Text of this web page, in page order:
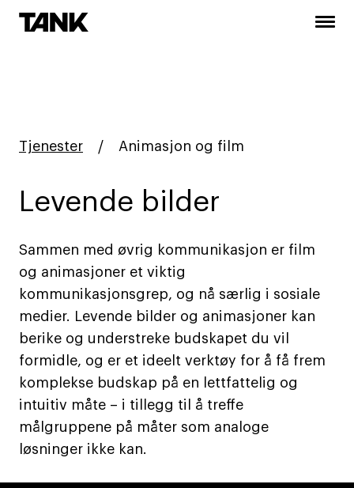
Tjenester / Animasjon og film
Levende bilder
Sammen med øvrig kommunikasjon er film
og animasjoner et viktig
kommunikasjonsgrep, og nå særlig i sosiale
medier. Levende bilder og animasjoner kan
berike og understreke budskapet du vil
formidle, og er et ideelt verktøy for å få frem
komplekse budskap på en lettfattelig og
intuitiv måte – i tillegg til å treffe
målgruppene på måter som analoge
løsninger ikke kan.